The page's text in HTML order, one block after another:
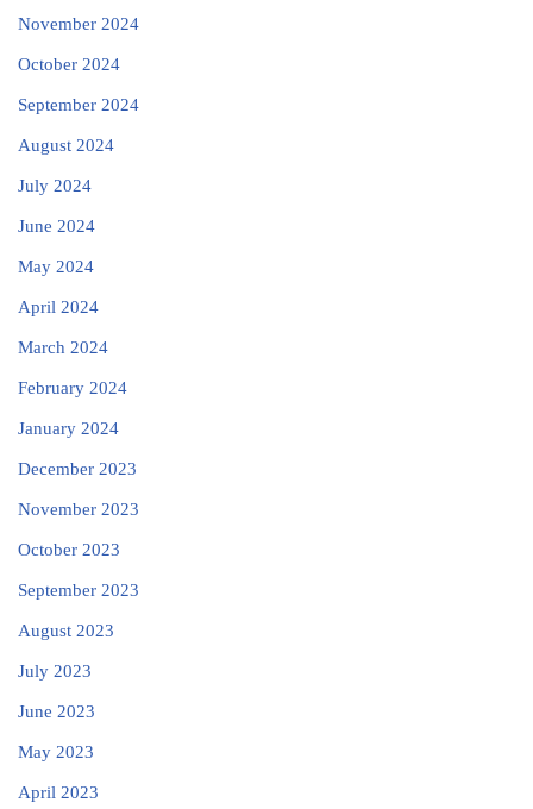
November 2024
October 2024
September 2024
August 2024
July 2024
June 2024
May 2024
April 2024
March 2024
February 2024
January 2024
December 2023
November 2023
October 2023
September 2023
August 2023
July 2023
June 2023
May 2023
April 2023